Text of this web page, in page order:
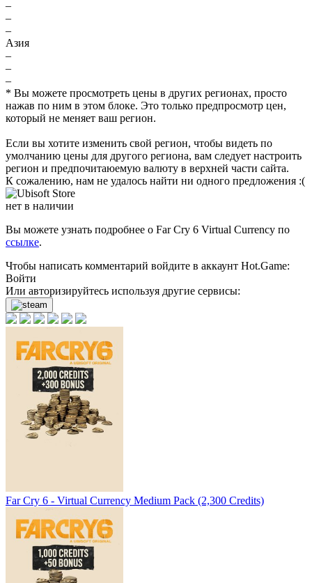
–
–
–
Азия
–
–
–
* Вы можете просмотреть цены в других регионах, просто
нажав по ним в этом блоке. Это только предпросмотр цен,
который не меняет ваш регион.
Если вы хотите изменить свой регион, чтобы видеть по
умолчанию цены для другого региона, вам следует настроить
регион и предпочитаюемую валюту в верхней части сайта.
К сожалению, нам не удалось найти ни одного предложения :(
нет в наличии
Вы можете узнать подробнее о Far Cry 6 Virtual Currency по
ссылке.
Чтобы написать комментарий войдите в аккаунт Hot.Game:
Войти
Или авторизируйтесь используя другие сервисы:
Far Cry 6 - Virtual Currency Medium Pack (2,300 Credits)